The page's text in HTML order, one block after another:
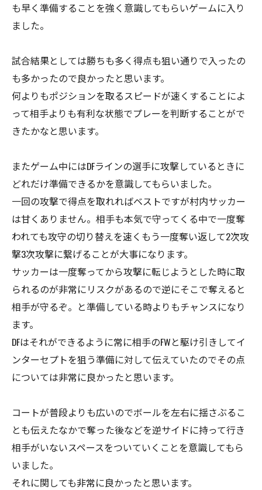
も早く準備することを強く意識してもらいゲームに入り
ました。
試合結果としては勝ちも多く得点も狙い通りで入ったの
も多かったので良かったと思います。
何よりもポジションを取るスピードが速くすることによ
って相手よりも有利な状態でプレーを判断することがで
きたかなと思います。
またゲーム中にはDFラインの選手に攻撃しているときに
どれだけ準備できるかを意識してもらいました。
一回の攻撃で得点を取れればベストですが村内サッカー
は甘くありません。相手も本気で守ってくる中で一度奪
われても攻守の切り替えを速くもう一度奪い返して2次攻
撃3次攻撃に繋げることが大事になります。
サッカーは一度奪ってから攻撃に転じようとした時に取
られるのが非常にリスクがあるので逆にそこで奪えると
相手が守るぞ。と準備している時よりもチャンスになり
ます。
DFはそれができるように常に相手のFWと駆け引きしてイ
ンターセプトを狙う準備に対して伝えていたのでその点
については非常に良かったと思います。
コートが普段よりも広いのでボールを左右に揺さぶるこ
とも伝えたなかで奪った後などを逆サイドに持って行き
相手がいないスペースをついていくことを意識してもら
いました。
それに関しても非常に良かったと思います。